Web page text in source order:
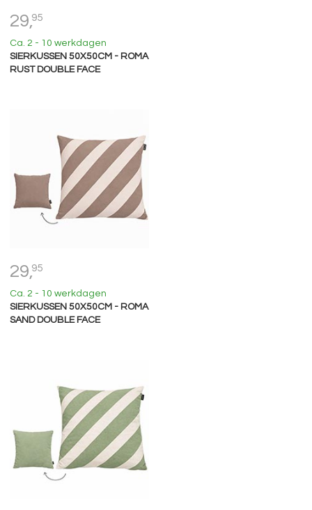
29,95
Ca. 2 - 10 werkdagen
SIERKUSSEN 50X50CM - ROMA
RUST DOUBLE FACE
29,95
Ca. 2 - 10 werkdagen
SIERKUSSEN 50X50CM - ROMA
SAND DOUBLE FACE